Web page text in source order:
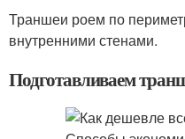
Траншеи роем по
внутренними стенами.
Подготавливаем